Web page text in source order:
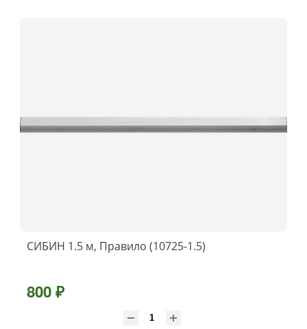
СИБИН 1.5 м, Правило (10725-1.5)
800 ₽